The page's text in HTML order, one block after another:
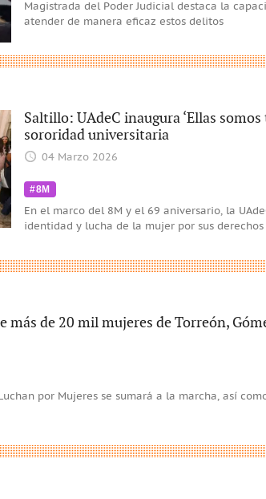
Magistrada del Poder Judicial destaca la
atender de manera eficaz estos delitos
Saltillo: UAdeC inaugura ‘Ellas
sororidad universitaria
04 Marzo 2026
#8M
En el marco del 8M y el 69 aniversario, la
identidad y lucha de la mujer por sus derechos
más de 20 mil mujeres de Torreón,
por Mujeres se sumará a la marcha, así